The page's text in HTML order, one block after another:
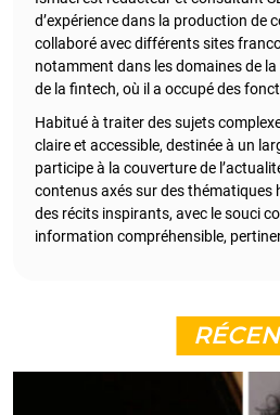
d’expérience dans la production de
collaboré avec différents sites
notamment dans les domaines de la
de la fintech, où il a occupé des
Habitué à traiter des sujets
claire et accessible, destinée à un
participe à la couverture de
contenus axés sur des thématiques
des récits inspirants, avec le souci
information compréhensible,